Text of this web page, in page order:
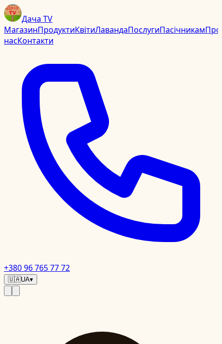
Дача TV
МагазинПродуктиКвітиЛавандаПослугиПасічникамПро
насКонтакти
+380 96 765 77 72
🇺🇦UA▾